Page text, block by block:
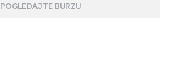
POGLEDAJTE BURZU